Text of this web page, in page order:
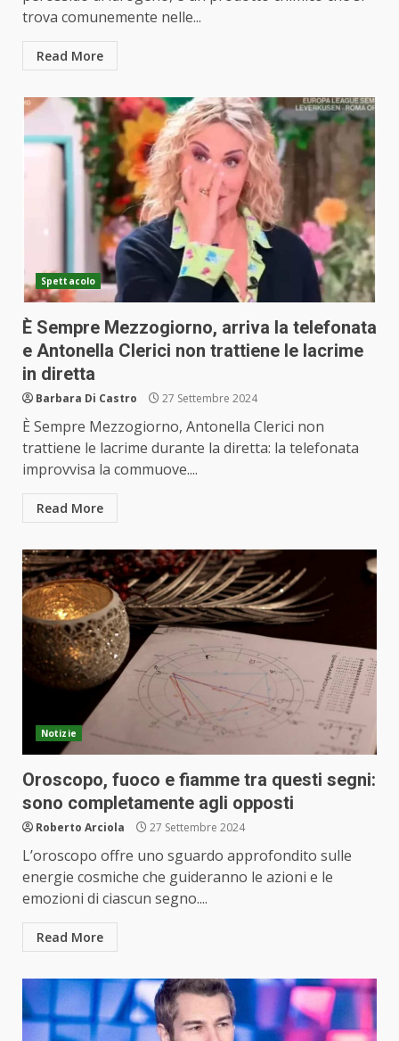
trova comunemente nelle...
Read More
Spettacolo
È Sempre Mezzogiorno, arriva la telefonata
e Antonella Clerici non trattiene le lacrime
in diretta
Barbara Di Castro 27 Settembre 2024
È Sempre Mezzogiorno, Antonella Clerici non
trattiene le lacrime durante la diretta: la telefonata
improvvisa la commuove....
Read More
Notizie
Oroscopo, fuoco e fiamme tra questi segni:
sono completamente agli opposti
Roberto Arciola 27 Settembre 2024
L’oroscopo offre uno sguardo approfondito sulle
energie cosmiche che guideranno le azioni e le
emozioni di ciascun segno....
Read More